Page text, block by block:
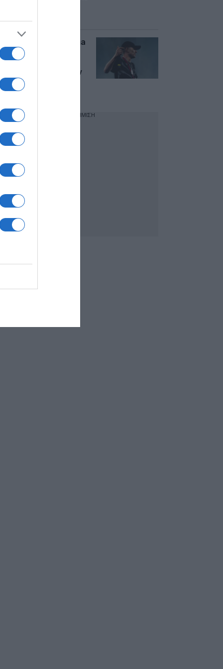
Νέα Σμύρνη: Ο Daima
ο 23χρονος
τράπερ που
συνελήφθη μετά την
– Γιος
γνωστού ηθοποιού
ΔΙΑΦΗΜΙΣΗ